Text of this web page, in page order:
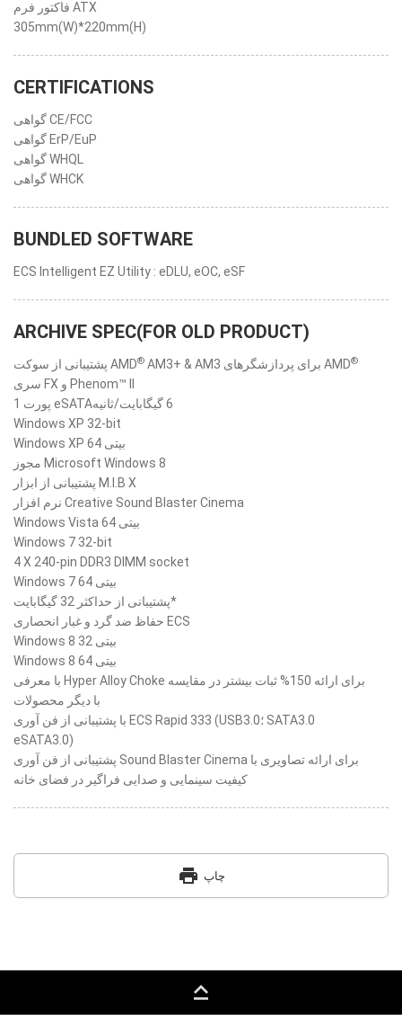
فاکتور فرم ATX
305mm(W)*220mm(H)
CERTIFICATIONS
گواهی CE/FCC
گواهی ErP/EuP
گواهی WHQL
گواهی WHCK
BUNDLED SOFTWARE
ECS Intelligent EZ Utility : eDLU, eOC, eSF
ARCHIVE SPEC(FOR OLD PRODUCT)
پشتیبانی از سوکت AMD® AM3+ & AM3 برای پردازشگرهای AMD®
سری FX و Phenom™ II
Windows XP 32-bit
Windows XP 64 بیتی
مجوز Microsoft Windows 8
پشتیبانی از ابزار M.I.B X
نرم افزار Creative Sound Blaster Cinema
Windows Vista 64 بیتی
Windows 7 32-bit
4 X 240-pin DDR3 DIMM socket
Windows 7 64 بیتی
پشتیبانی از حداکثر 32 گیگابایت*
حفاظ ضد گرد و غبار انحصاری ECS
Windows 8 32 بیتی
Windows 8 64 بیتی
با معرفی Hyper Alloy Choke برای ارائه 150% ثبات بیشتر در مقایسه
با دیگر محصولات
با پشتیبانی از فن آوری ECS Rapid 333 (USB3.0؛ SATA3.0
eSATA3.0)
پشتیبانی از فن آوری Sound Blaster Cinema برای ارائه تصاویری با
کیفیت سینمایی و صدایی فراگیر در فضای خانه
print چاپ
keyboard_capslock